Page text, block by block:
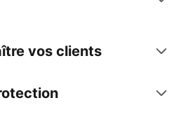
vos clients